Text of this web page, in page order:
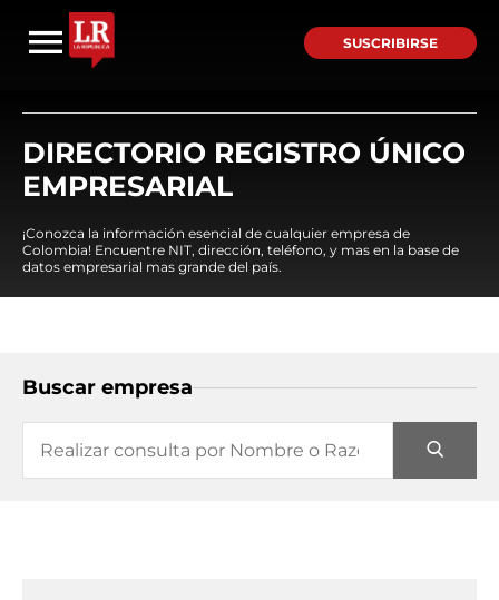
SUSCRIBIRSE
DIRECTORIO REGISTRO ÚNICO
EMPRESARIAL
¡Conozca la información esencial de cualquier empresa de
Colombia! Encuentre NIT, dirección, teléfono, y mas en la base de
datos empresarial mas grande del país.
Buscar empresa